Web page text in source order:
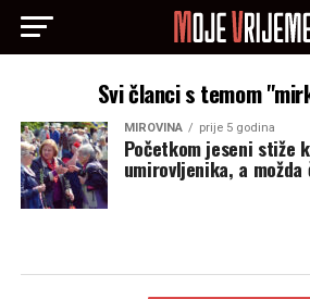
Svi članci s temom
MIROVINA prije 5 godina
Početkom jeseni stiže
umirovljenika, a